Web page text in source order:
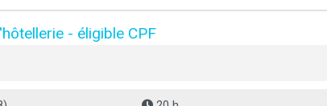
- éligible CPF